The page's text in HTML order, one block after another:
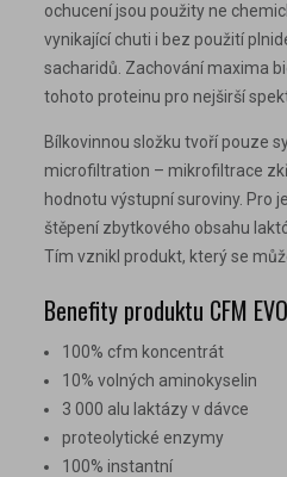
ochucení jsou použity ne
vynikající chuti i bez použití
sacharidů. Zachování maxima
tohoto proteinu pro nejširší
Bílkovinnou složku tvoří pouze
microfiltration – mikrofiltrace
hodnotu výstupní suroviny. Pro
štěpení zbytkového obsahu
Tím vznikl produkt, který se
Benefity produktu CFM
100% cfm koncentrát
10% volných aminokyselin
3 000 alu laktázy v dávce
proteolytické enzymy
100% instantní